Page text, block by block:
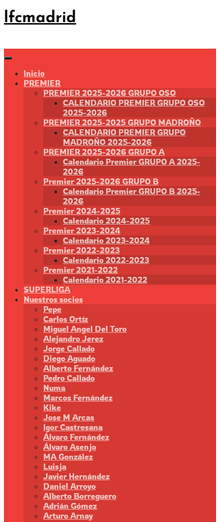
Saltar
al
lfcmadrid
Inicio
PREMIER
PREMIER 2025-2026 GRUPO OSO
CALENDARIO PREMIER GRUPO OSO
2025-2026
PREMIER 2025-2025 GRUPO MADROÑO
CALENDARIO PREMIER GRUPO
MADROÑO 2025-2026
PREMIER 2025-2026 GRUPO A
Calendario Premier GRUPO A 2025-
2026
Premier 2025-2026 GRUPO B
Calendario Premier GRUPO B 2025-
2026
Premier 2024-2025
Calendario 2024-2025
Premier 2023-2024
Calendario 2023-2024
Premier 2022-2023
Calendario 2022-2023
Premier 2021-2022
Calendario 2021-2022
SUPERLIGA
Nuestros socios
Pepe
Carlos Ortíz
Miguel Angel Del Toro
Alejandro Jerez
Jorge Callado
Diego Aguado
Alberto Fernández
Pedro Callado
Numa
Marcos Fernández
Kike
Jose M Arcas
Igor Castresana
Álvaro Fernández
Álvaro Asenjo
MA González
Luisja
Javier Hernández
Daniel Arroyo
Alberto Borreguero
Adrián Gómez
Arturo Arnay